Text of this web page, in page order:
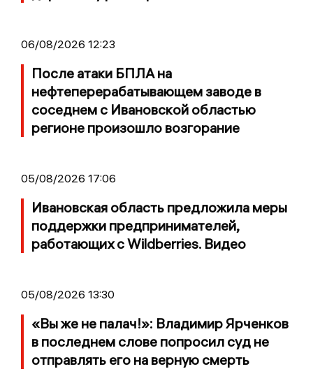
06/08/2026 12:23
После атаки БПЛА на
нефтеперерабатывающем заводе в
соседнем с Ивановской областью
регионе произошло возгорание
05/08/2026 17:06
Ивановская область предложила меры
поддержки предпринимателей,
работающих с Wildberries. Видео
05/08/2026 13:30
«Вы же не палач!»: Владимир Ярченков
в последнем слове попросил суд не
отправлять его на верную смерть